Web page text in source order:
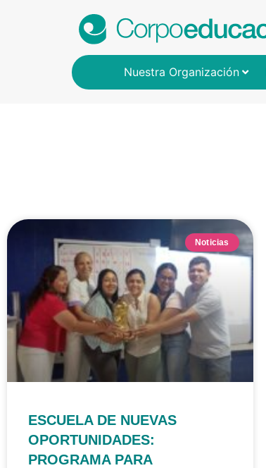
Nuestra Organización
Noticias
ESCUELA DE NUEVAS
OPORTUNIDADES:
PROGRAMA PARA